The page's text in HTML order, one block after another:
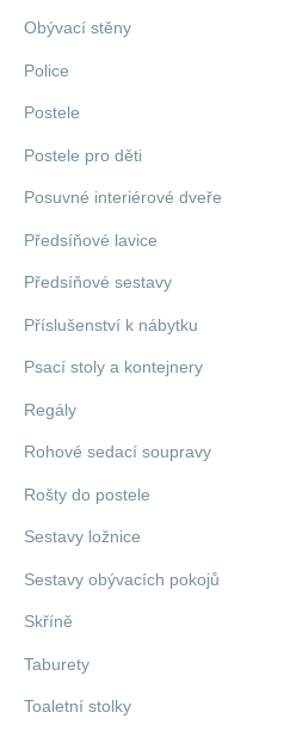
Obývací stěny
Police
Postele
Postele pro děti
Posuvné interiérové dveře
Předsíňové lavice
Předsíňové sestavy
Příslušenství k nábytku
Psací stoly a kontejnery
Regály
Rohové sedací soupravy
Rošty do postele
Sestavy ložnice
Sestavy obývacích pokojů
Skříně
Taburety
Toaletní stolky